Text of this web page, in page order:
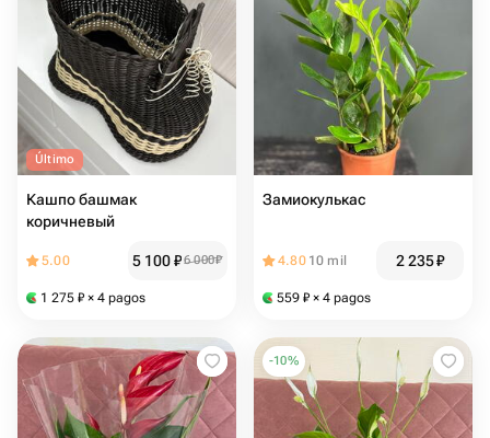
Último
Кашпо башмак
коричневый
5.00 5 100₽6 000₽
1 275 ₽ × 4 pagos
Замиокулькас
4.80 10 mil 2 235₽
559 ₽ × 4 pagos
-10%